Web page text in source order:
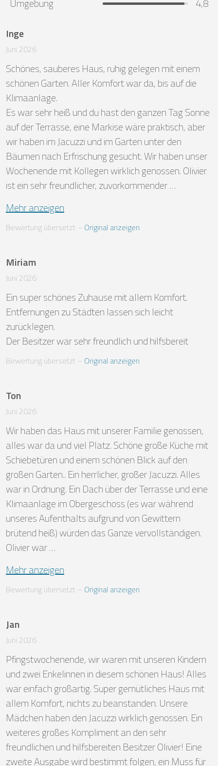
Umgebung
4,8
Inge
Juni 2026
Schönes, sauberes Haus, ruhig gelegen mit einem
schönen Garten. Aller Komfort war da, bis auf die
Klimaanlage.
Es war sehr heiß und du hast den ganzen Tag Sonne
auf der Terrasse, eine Markise wäre praktisch, aber
wir haben im Jacuzzi und im Garten unter den
Bäumen nach Erfrischung gesucht. Wir haben unser
Wochenende mit Kollegen wirklich genossen. Olivier
ist ein sehr freundlicher, zuvorkommender …
Mehr anzeigen
Bewertung übersetzt – Original anzeigen
Miriam
Juni 2026
Ein super schönes Zuhause mit allem Komfort.
Entfernungen zu Städten lassen sich leicht
zurücklegen.
Der Besitzer war sehr freundlich und hilfsbereit
Bewertung übersetzt – Original anzeigen
Ton
Juni 2026
Wir haben das Haus mit unserer Familie genossen,
alles war da und viel Platz. Schöne große Küche mit
Schiebetüren und einem schönen Blick auf den
großen Garten.. Ein herrlicher, großer Jacuzzi. Alles
war in Ordnung. Ein Dach über der Terrasse und eine
Klimaanlage im Obergeschoss (es war während
unseres Aufenthalts aufgrund von Gewittern
brütend heiß) würden das Ganze vervollständigen.
Olivier war …
Mehr anzeigen
Bewertung übersetzt – Original anzeigen
Jan
Juni 2026
Pfingstwochenende, wir waren mit unseren Kindern
und zwei Enkelinnen in diesem schönen Haus! Alles
war einfach großartig. Super gemütliches Haus mit
allem Komfort, nichts zu beanstanden. Unsere
Mädchen haben den Jacuzzi wirklich genossen. Ein
weiteres großes Kompliment an den sehr
freundlichen und hilfsbereiten Besitzer Olivier! Eine
zweite Ausgabe wird bestimmt folgen, ein Muss für